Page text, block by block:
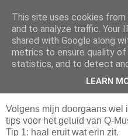
Da_Blog
You don't put a
maandag, december 08,
Volgens mijn doorgaans wel
tips voor het geluid van Q-
Tip 1: haal eruit wat erin zit.
This site uses cookies
and to analyze traffic. Your
shared with Google along
metrics to ensure quality of
statistics, and to detect
LEARN